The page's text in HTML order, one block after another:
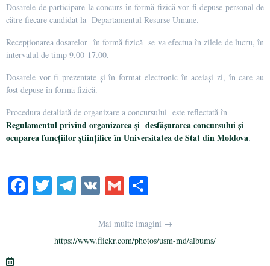
Dosarele de participare la concurs în formă fizică vor fi depuse personal de
către fiecare candidat la Departamentul Resurse Umane.
Recepționarea dosarelor în formă fizică se va efectua în zilele de lucru, în
intervalul de timp 9.00-17.00.
Dosarele vor fi prezentate și în format electronic în aceiași zi, în care au
fost depuse în formă fizică.
Procedura detaliată de organizare a concursului este reflectată în
Regulamentul privind organizarea și desfășurarea concursului și
ocuparea funcțiilor științifice în Universitatea de Stat din Moldova.
Fa T
r
Te
a
V G
ailre
Mai multe imagini →
https://www.flickr.com/photos/usm-md/albums/